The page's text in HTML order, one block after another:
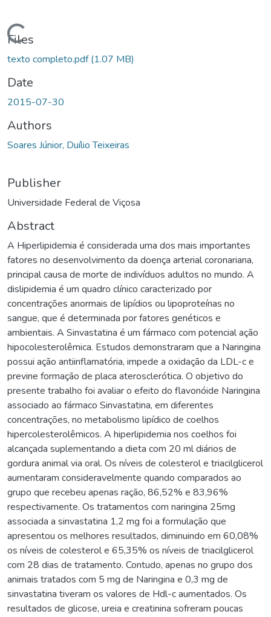
Files
texto completo.pdf(1.07 MB)
Date
2015-07-30
Authors
Soares Júnior, Duílio Teixeiras
Publisher
Universidade Federal de Viçosa
Abstract
A Hiperlipidemia é considerada uma dos mais importantes
fatores no desenvolvimento da doença arterial coronariana,
principal causa de morte de indivíduos adultos no mundo. A
dislipidemia é um quadro clínico caracterizado por
concentrações anormais de lipídios ou lipoproteínas no
sangue, que é determinada por fatores genéticos e
ambientais. A Sinvastatina é um fármaco com potencial ação
hipocolesterolêmica. Estudos demonstraram que a Naringina
possui ação antiinflamatória, impede a oxidação da LDL-c e
previne formação de placa aterosclerótica. O objetivo do
presente trabalho foi avaliar o efeito do flavonóide Naringina
associado ao fármaco Sinvastatina, em diferentes
concentrações, no metabolismo lipídico de coelhos
hipercolesterolêmicos. A hiperlipidemia nos coelhos foi
alcançada suplementando a dieta com 20 ml diários de
gordura animal via oral. Os níveis de colesterol e triacilglicerol
aumentaram consideravelmente quando comparados ao
grupo que recebeu apenas ração, 86,52% e 83,96%
respectivamente. Os tratamentos com naringina 25mg
associada a sinvastatina 1,2 mg foi a formulação que
apresentou os melhores resultados, diminuindo em 60,08%
os níveis de colesterol e 65,35% os níveis de triacilglicerol
com 28 dias de tratamento. Contudo, apenas no grupo dos
animais tratados com 5 mg de Naringina e 0,3 mg de
sinvastatina tiveram os valores de Hdl-c aumentados. Os
resultados de glicose, ureia e creatinina sofreram poucas